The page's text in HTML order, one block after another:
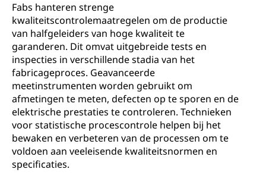
Fabs hanteren strenge
kwaliteitscontrolemaatregelen om de productie
van halfgeleiders van hoge kwaliteit te
garanderen. Dit omvat uitgebreide tests en
inspecties in verschillende stadia van het
fabricageproces. Geavanceerde
meetinstrumenten worden gebruikt om
afmetingen te meten, defecten op te sporen en de
elektrische prestaties te controleren. Technieken
voor statistische procescontrole helpen bij het
bewaken en verbeteren van de processen om te
voldoen aan veeleisende kwaliteitsnormen en
specificaties.